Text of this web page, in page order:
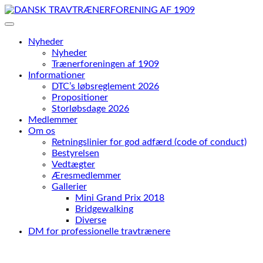
Skip
to
Nyheder
Nyheder
Trænerforeningen af 1909
Informationer
DTC’s løbsreglement 2026
Propositioner
Storløbsdage 2026
Medlemmer
Om os
Retningslinier for god adfærd (code of conduct)
Bestyrelsen
Vedtægter
Æresmedlemmer
Gallerier
Mini Grand Prix 2018
Bridgewalking
Diverse
DM for professionelle travtrænere